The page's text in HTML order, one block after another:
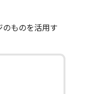
ものを活用す